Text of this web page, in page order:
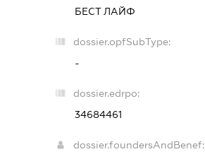
БЕСТ ЛАЙФ
dossier.opfSubType:
-
dossier.edrpo:
34684461
dossier.foundersAndBenef: